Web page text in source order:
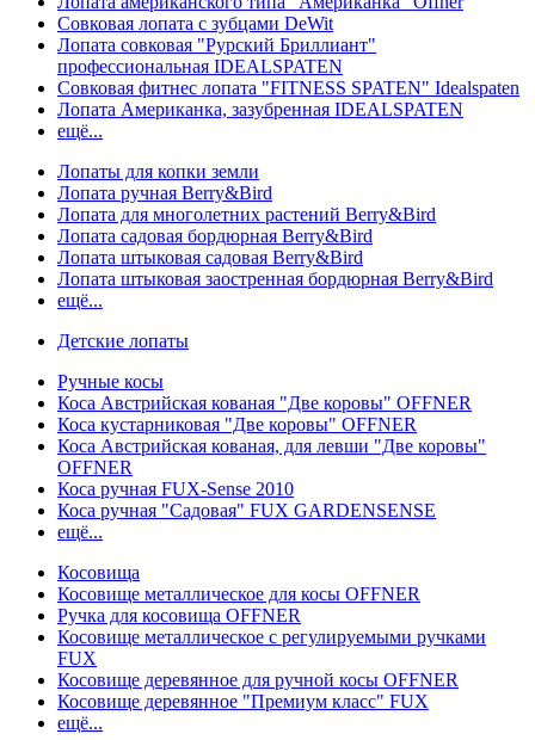
Совковая лопата с зубцами DeWit
Лопата совковая "Рурский Бриллиант"
профессиональная IDEALSPATEN
Совковая фитнес лопата "FITNESS SPATEN" Idealspaten
Лопата Американка, зазубренная IDEALSPATEN
ещё...
Лопаты для копки земли
Лопата ручная Berry&Bird
Лопата для многолетних растений Berry&Bird
Лопата садовая бордюрная Berry&Bird
Лопата штыковая садовая Berry&Bird
Лопата штыковая заостренная бордюрная Berry&Bird
ещё...
Детские лопаты
Ручные косы
Коса Австрийская кованая "Две коровы" OFFNER
Коса кустарниковая "Две коровы" OFFNER
Коса Австрийская кованая, для левши "Две коровы"
OFFNER
Коса ручная FUX-Sense 2010
Коса ручная "Садовая" FUX GARDENSENSE
ещё...
Косовища
Косовище металлическое для косы OFFNER
Ручка для косовища OFFNER
Косовище металлическое с регулируемыми ручками
FUX
Косовище деревянное для ручной косы OFFNER
Косовище деревянное "Премиум класс" FUX
ещё...